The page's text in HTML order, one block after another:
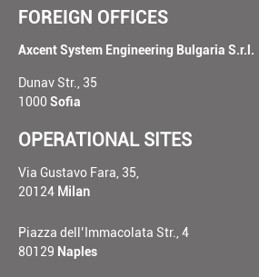
FOREIGN OFFICES
Axcent System Engineering Bulgaria S.r.l.
Dunav Str., 35
1000 Sofia
OPERATIONAL SITES
Via Gustavo Fara, 35,
20124 Milan
Piazza dell’Immacolata Str., 4
80129 Naples